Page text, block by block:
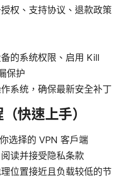
权、支持协议、退款政策
的系统权限、启用 Kill
保护
系统，确保最新安全补丁
快速上手）
选择的 VPN 客户端
读并接受隐私条款
位置接近且负载较低的节